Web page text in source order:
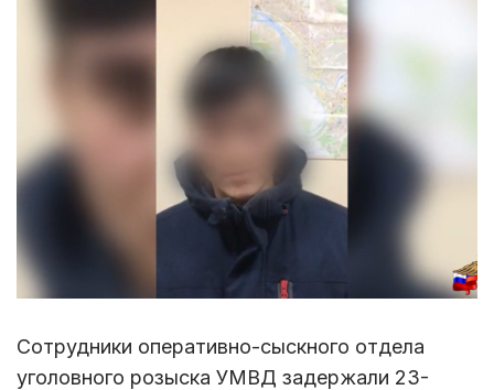
Сотрудники оперативно-сыскного отдела
уголовного розыска УМВД задержали 23-